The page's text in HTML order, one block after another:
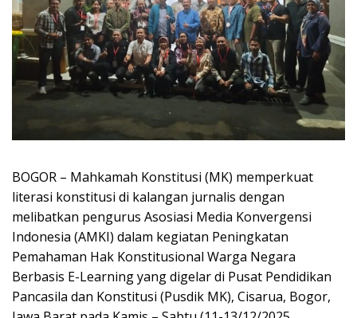
BOGOR – Mahkamah Konstitusi (MK) memperkuat
literasi konstitusi di kalangan jurnalis dengan
melibatkan pengurus Asosiasi Media Konvergensi
Indonesia (AMKI) dalam kegiatan Peningkatan
Pemahaman Hak Konstitusional Warga Negara
Berbasis E-Learning yang digelar di Pusat Pendidikan
Pancasila dan Konstitusi (Pusdik MK), Cisarua, Bogor,